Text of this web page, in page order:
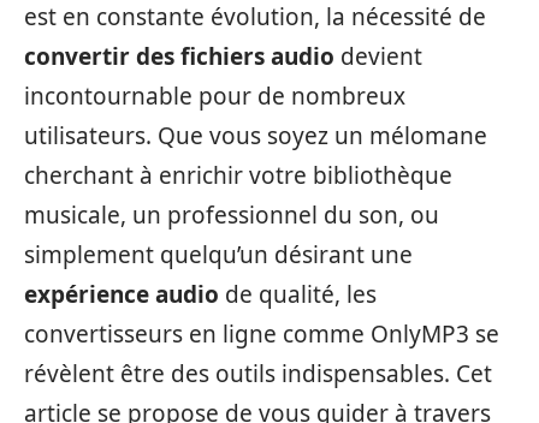
est en constante évolution, la nécessité de
convertir des fichiers audio devient
incontournable pour de nombreux
utilisateurs. Que vous soyez un mélomane
cherchant à enrichir votre bibliothèque
musicale, un professionnel du son, ou
simplement quelqu’un désirant une
expérience audio de qualité, les
convertisseurs en ligne comme OnlyMP3 se
révèlent être des outils indispensables. Cet
article se propose de vous guider à travers